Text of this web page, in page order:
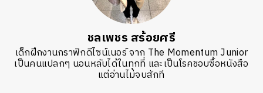
ชลเพชร สร้อยศรี
เด็กฝึกงานกราฟิกดีไซน์เนอร์ จาก The Momentum Junior
เป็นคนแปลกๆ นอนหลับได้ในทุกที่ และเป็นโรคชอบซื้อหนังสือ
แต่อ่านไม่จบสักที